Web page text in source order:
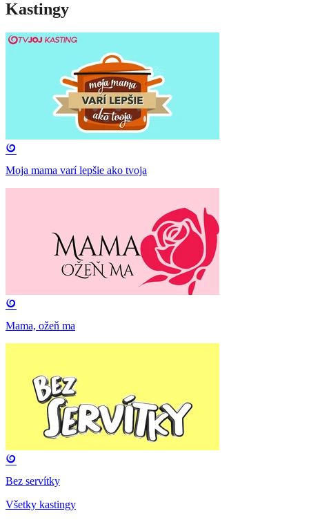
Kastingy
Moja mama varí lepšie ako tvoja
Mama, ožeň ma
Bez servítky
Všetky kastingy